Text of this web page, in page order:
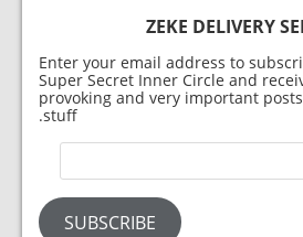
ZEKE DELIVERY
Enter your email address to
Super Secret Inner Circle and
provoking and very important
stuff.
SUBSCRIBE